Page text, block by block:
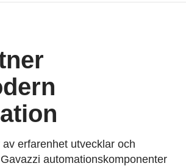
erfarenhet utvecklar och
automationskomponenter